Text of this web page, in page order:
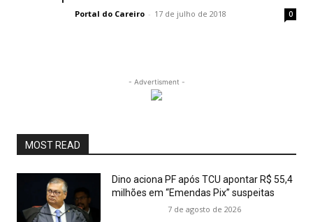
Portal do Careiro - 17 de julho de 2018 0
- Advertisment -
MOST READ
Dino aciona PF após TCU apontar R$ 55,4
milhões em “Emendas Pix” suspeitas
7 de agosto de 2026